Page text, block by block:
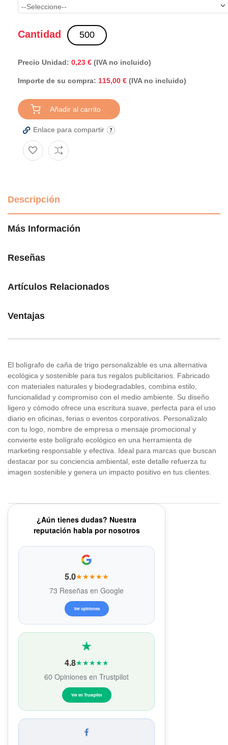
Cantidad
Precio Unidad: 0,23 € (IVA no incluido)
Importe de su compra: 115,00 € (IVA no incluido)
Añadir al carrito
Enlace para compartir
Descripción
Más Información
Reseñas
Artículos Relacionados
Ventajas
El bolígrafo de caña de trigo personalizable es una alternativa
ecológica y sostenible para tus regalos publicitarios. Fabricado
con materiales naturales y biodegradables, combina estilo,
funcionalidad y compromiso con el medio ambiente. Su diseño
ligero y cómodo ofrece una escritura suave, perfecta para el uso
diario en oficinas, ferias o eventos corporativos. Personalízalo
con tu logo, nombre de empresa o mensaje promocional y
convierte este bolígrafo ecológico en una herramienta de
marketing responsable y efectiva. Ideal para marcas que buscan
destacar por su conciencia ambiental, este detalle refuerza tu
imagen sostenible y genera un impacto positivo en tus clientes.
¿Aún tienes dudas? Nuestra
reputación habla por nosotros
5.0★★★★★
73 Reseñas en Google
Ver opiniones
4.8★★★★★
60 Opiniones en Trustpilot
Ver en Trustpilot